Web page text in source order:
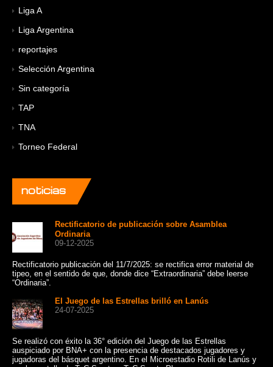
Liga A
Liga Argentina
reportajes
Selección Argentina
Sin categoría
TAP
TNA
Torneo Federal
noticias
Rectificatorio de publicación sobre Asamblea
Ordinaria
09-12-2025
Rectificatorio publicación del 11/7/2025: se rectifica error material de
tipeo, en el sentido de que, donde dice “Extraordinaria” debe leerse
“Ordinaria”.
El Juego de las Estrellas brilló en Lanús
24-07-2025
Se realizó con éxito la 36° edición del Juego de las Estrellas
auspiciado por BNA+ con la presencia de destacados jugadores y
jugadoras del básquet argentino. En el Microestadio Rotili de Lanús y